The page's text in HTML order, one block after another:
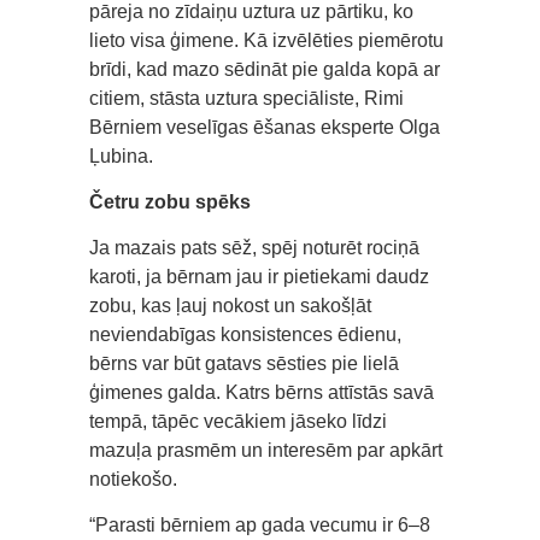
pāreja no zīdaiņu uztura uz pārtiku, ko
lieto visa ģimene. Kā izvēlēties piemērotu
brīdi, kad mazo sēdināt pie galda kopā ar
citiem, stāsta uztura speciāliste, Rimi
Bērniem veselīgas ēšanas eksperte Olga
Ļubina.
Četru zobu spēks
Ja mazais pats sēž, spēj noturēt rociņā
karoti, ja bērnam jau ir pietiekami daudz
zobu, kas ļauj nokost un sakošļāt
neviendabīgas konsistences ēdienu,
bērns var būt gatavs sēsties pie lielā
ģimenes galda. Katrs bērns attīstās savā
tempā, tāpēc vecākiem jāseko līdzi
mazuļa prasmēm un interesēm par apkārt
notiekošo.
“Parasti bērniem ap gada vecumu ir 6–8